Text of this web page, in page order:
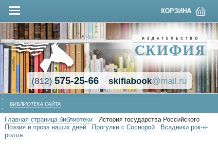
КОРЗИНА
(812)575-25-66 skifiabook@mail.ru
БИБЛИОТЕКА САЙТА
Главная страница библиотеки
История государства Российского
Поэзия и проза наших дней
Прогулки с Соснорой
Всадники рок-н-
ролла